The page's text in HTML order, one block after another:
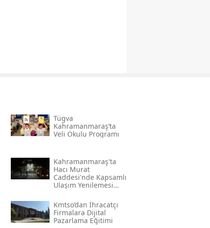
Tügva
Kahramanmaraş’ta
Veli Okulu Programı
Kahramanmaraş'ta
Hacı Murat
Caddesi'nde Kapsamlı
Ulaşım Yenilemesi
Kmtso’dan İhracatçı
Firmalara Dijital
Pazarlama Eğitimi